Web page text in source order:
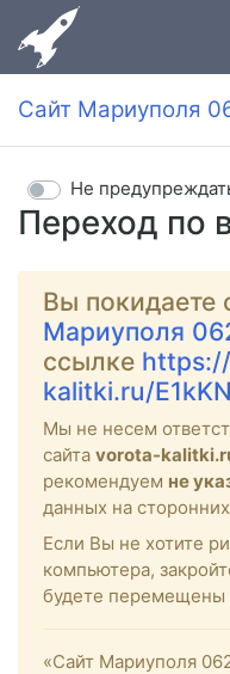
Сайт Мариуполя
Переход по
Не
Вы покидаете
Мариуполя
ссылке
kalitki.ru/
Мы не несем
сайта vorota-
рекомендуем не
данных на сторонних
Если Вы не хотите
компьютера,
будете перемещены
«Сайт Мариуполя